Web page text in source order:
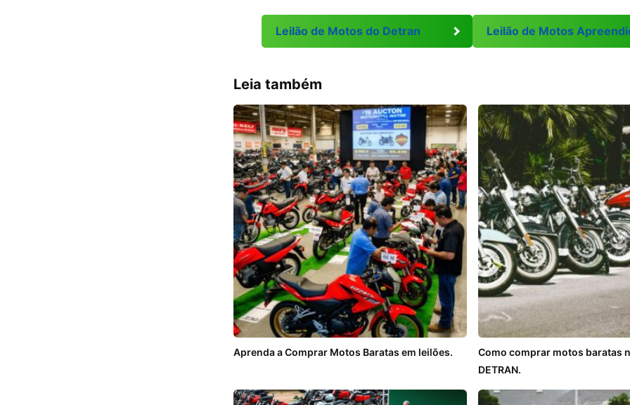
Leilão de Motos do Detran Leilão de Motos
Leia também
Aprenda a Comprar Motos Baratas em leilões.
Como comprar motos baratas
DETRAN.